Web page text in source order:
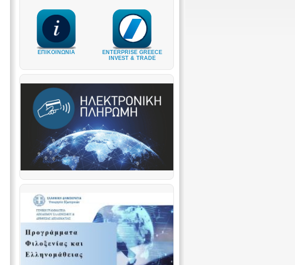
ΕΠΙΚΟΙΝΩΝΙΑ
ENTERPRISE GREECE
INVEST & TRADE